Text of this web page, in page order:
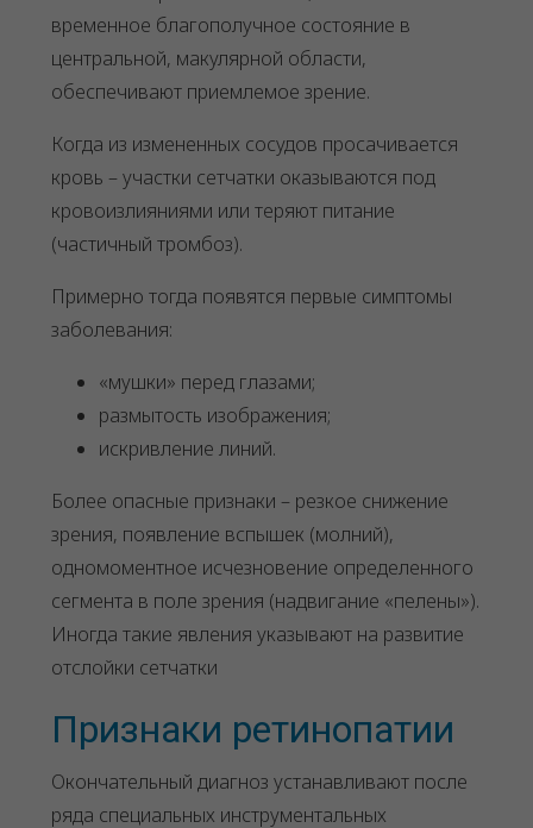
временное благополучное состояние в
центральной, макулярной области,
обеспечивают приемлемое зрение.
Когда из измененных сосудов просачивается
кровь – участки сетчатки оказываются под
кровоизлияниями или теряют питание
(частичный тромбоз).
Примерно тогда появятся первые симптомы
заболевания:
«мушки» перед глазами;
размытость изображения;
искривление линий.
Более опасные признаки – резкое снижение
зрения, появление вспышек (молний),
одномоментное исчезновение определенного
сегмента в поле зрения (надвигание «пелены»).
Иногда такие явления указывают на развитие
отслойки сетчатки
Признаки ретинопатии
Окончательный диагноз устанавливают после
ряда специальных инструментальных